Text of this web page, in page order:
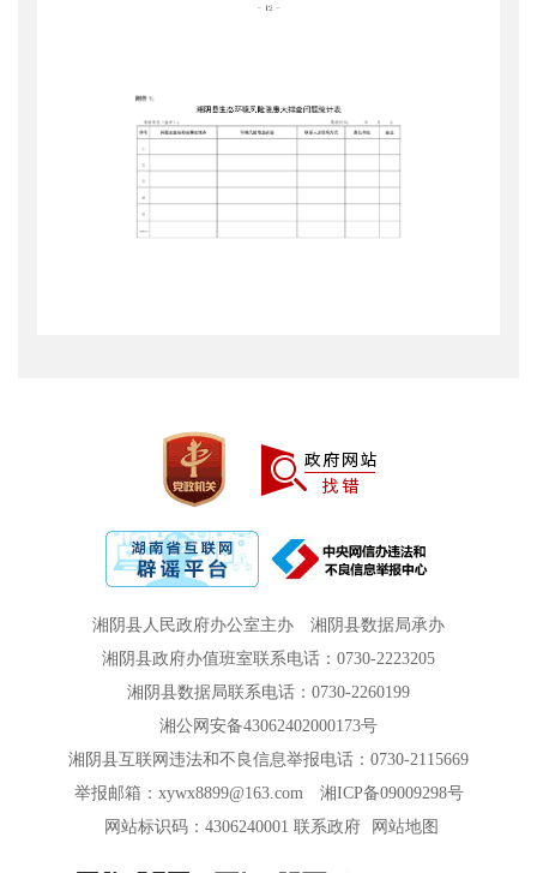
湘阴县人民政府办公室主办
湘阴县数据局承办
湘阴县政府办值班室联系电话：0730-2223205
湘阴县数据局联系电话：0730-2260199
湘公网安备43062402000173号
湘阴县互联网违法和不良信息举报电话：0730-2115669
举报邮箱：xywx8899@163.com
湘ICP备09009298号
网站标识码：4306240001 联系政府 网站地图